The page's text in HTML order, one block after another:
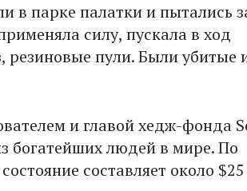
в парке палатки и пытались
силу, пускала в ход
резиновые пули. Были убитые
и главой хедж-фонда
богатейших людей в мире. По
составляет около